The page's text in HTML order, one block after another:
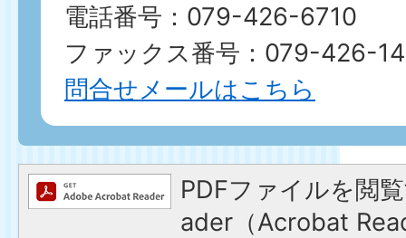
電話番号：079-426-6710
ファックス番号：079-426-
問合せメールはこちら
PDFファイルを閲
ader（Acrobat